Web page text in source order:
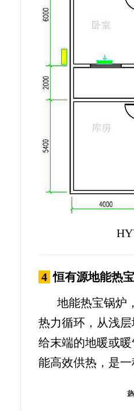
4 恒有源地能热
地能热宝锅炉
热力循环，从浅
给末端的地暖或
能高效供热，是